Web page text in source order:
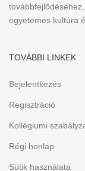
egyetemes kultúra
TOVÁBBI LINKEK
Bejelentkezés
Regisztráció
Kollégiumi
Régi honlap
Sütik használata